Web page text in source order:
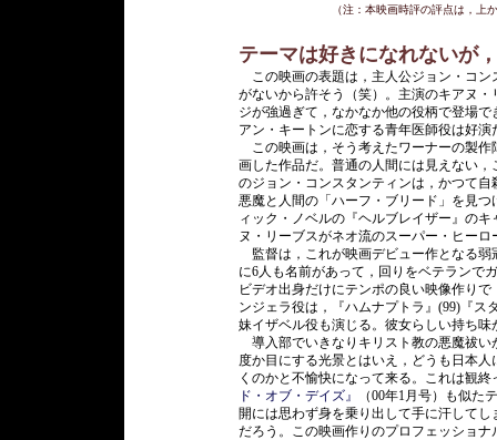
（注：本映画時評の評点は，上
テーマは好きになれないが
この映画の表題は，主人公ジョン・コン
がないから許そう（笑）。主演のキアヌ・
ジが強過ぎて，なかなか他の役柄で登場
アン・キートンに恋する青年医師役は好
この映画は，そう考えたワーナーの製作
画した作品だ。普通の人間には見えない
のジョン・コンスタンティンは，かつて
悪魔と人間の「ハーフ・ブリード」を見
ィック・ノベルの『ヘルブレイザー』の
ヌ・リーブスがネオ流のスーパー・ヒー
監督は，これが映画デビュー作となる弱
に6人も名前があって，回りをベテランで
ビデオ出身だけにテンポの良い映像作り
ンジェラ役は，『ハムナプトラ』(99)『ス
妹イザベル役も演じる。彼女らしい持ち味
導入部でいきなりキリスト教の悪魔祓い
度か目にする光景とはいえ，どうも日本
くのかと不愉快になって来る。これは観
ド・オブ・デイズ』
（00年1月号）も似
開には思わず身を乗り出して手に汗して
だろう。この映画作りのプロフェッショ